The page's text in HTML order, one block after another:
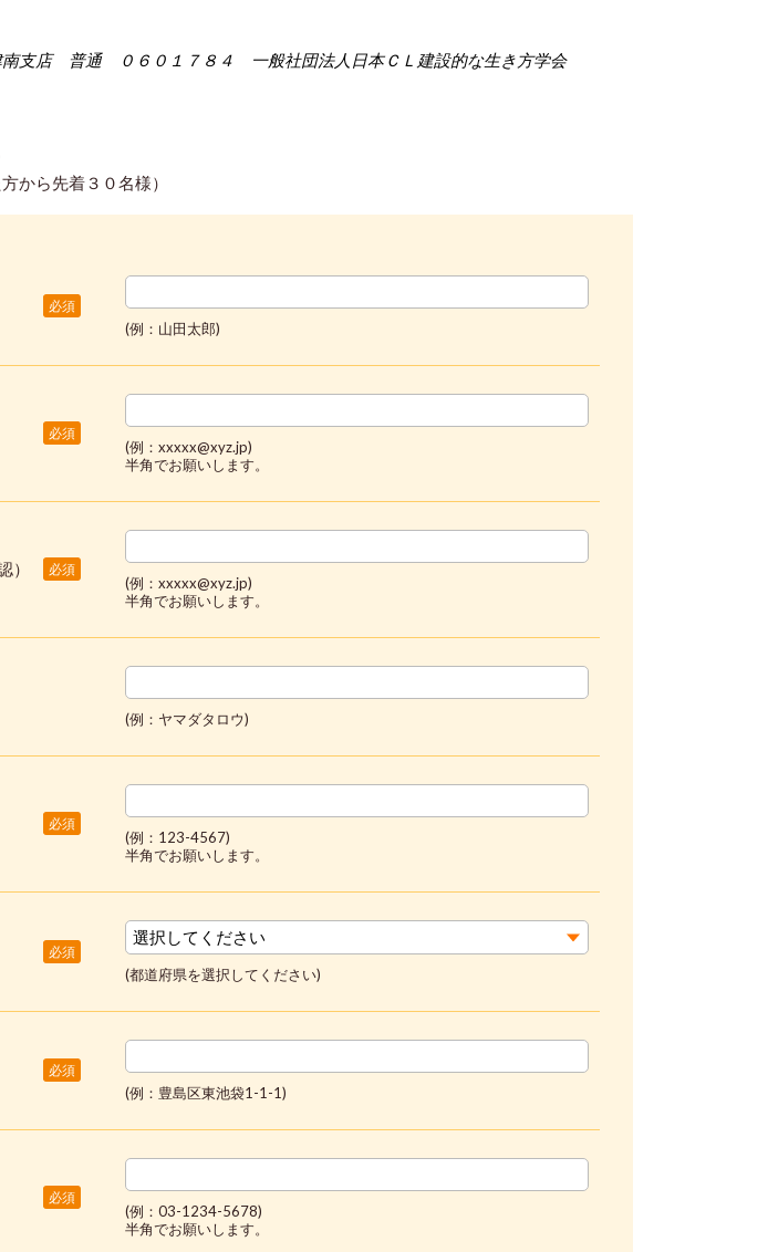
支店 普通 ０６０１７８４ 一般社団法人日本ＣＬ建設的な生き方学会
から先着３０名様）
必須
(例：山田太郎)
必須
(例：xxxxx@xyz.jp)
半角でお願いします。
） 必須
(例：xxxxx@xyz.jp)
半角でお願いします。
(例：ヤマダタロウ)
必須
(例：123-4567)
半角でお願いします。
必須
(都道府県を選択してください)
必須
(例：豊島区東池袋1-1-1)
必須
(例：03-1234-5678)
半角でお願いします。